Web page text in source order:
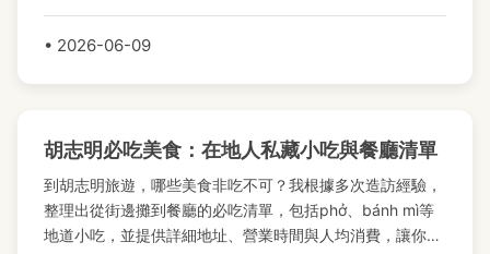
• 2026-06-09
胡志明必吃美食：在地人私藏小吃與餐廳清單
到胡志明旅遊，哪些美食非吃不可？我根據多次造訪經驗，
整理出從街邊攤到餐廳的必吃清單，包括phở、bánh mì等
地道小吃，並提供詳細地址、營業時間與人均消費，讓你輕